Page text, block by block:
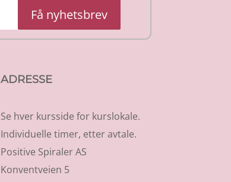
Få nyhetsbrev
ADRESSE
Se hver kursside for kurslokale.
Individuelle timer, etter avtale.
Positive Spiraler AS
Konventveien 5